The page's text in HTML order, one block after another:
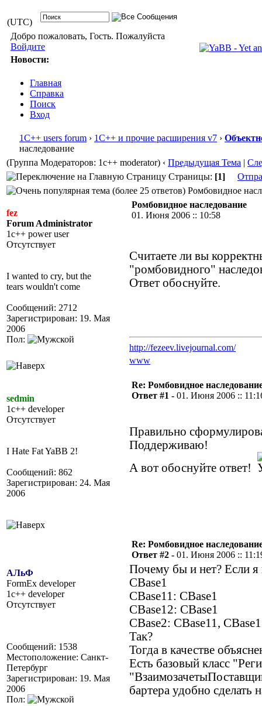
(UTC)
Добро пожаловать, Гость. Пожалуйста
Войдите
Новости:
Главная
Справка
Поиск
Вход
1С++ users forum › 1С++ и прочие расширения v7 ›
наследование
(Группа Модераторов: 1c++ moderator) ‹ Предыдущая Тема |
Страницы: [1]
Ромбовидное
fez
Forum Administrator
1c++ power user
Отсутствует
I wanted to cry, but the
tears wouldn't come
Сообщений: 2712
Зарегистрирован: 19. Мая
2006
Пол:
Ромбовидное наследование
01. Июня 2006 :: 10:58
Считаете ли вы
"ромбовидного"
Ответ обоснуйте.
http://fezeev.livejournal.com/
www
sedmin
1c++ developer
Отсутствует
I Hate Fat YaBB 2!
Сообщений: 862
Зарегистрирован: 24. Мая
2006
Re: Ромбовидное
Ответ #1 - 01. Июня 2006 ::
Правильно
Поддерживаю!
А вот обоснуйте ответ!
АЛьФ
FormEx developer
1c++ developer
Отсутствует
Сообщений: 1538
Местоположение: Санкт-
Петербург
Зарегистрирован: 19. Мая
2006
Пол:
Re: Ромбовидное
Ответ #2 - 01. Июня 2006 ::
Почему бы и нет? Если я
CBase1
CBase11: CBase1
CBase12: CBase1
CBase2: CBase11,
Так?
Тогда в качестве
Есть базовый класс
бартера удобно сделать